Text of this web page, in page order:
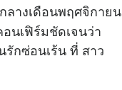
ลางเดือนพฤศจิกายน
นเฟิร์มชัดเจนว่า
กซ่อนเร้น ที่ สาว